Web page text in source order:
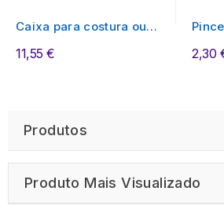
Caixa para costura ou
11,55 € 2,30
Produtos
Produto Mais Visualizado